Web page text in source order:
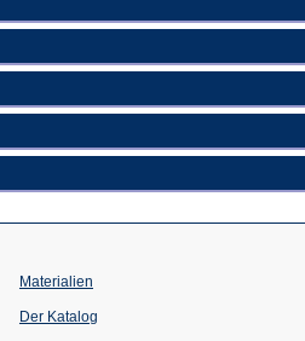
Materialien
Der Katalog